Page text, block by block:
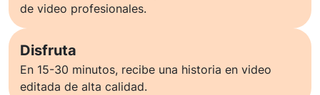
de video profesionales.
Disfruta
En 15-30 minutos, recibe una historia en video
editada de alta calidad.